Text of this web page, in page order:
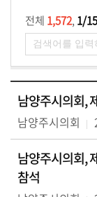
전체 1,572, 1/
남양주시의회,
남양주시의회
남양주시의회,
참석